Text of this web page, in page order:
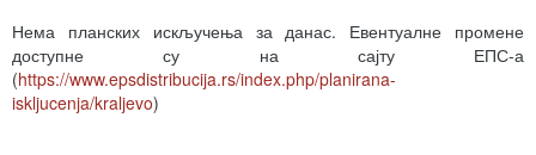
Нема планских искључења за данас. Евентуалне промене
доступне су на сајту ЕПС-а
(https://www.epsdistribucija.rs/index.php/planirana-
iskljucenja/kraljevo)